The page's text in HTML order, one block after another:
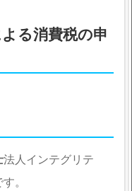
る消費税の申
法人インテグリテ
。